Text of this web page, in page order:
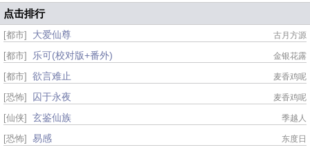
点击排行
[都市] 大爱仙尊 古月方源
[都市] 乐可(校对版+番外) 金银花露
[都市] 欲言难止 麦香鸡呢
[恐怖] 囚于永夜 麦香鸡呢
[仙侠] 玄鉴仙族 季越人
[恐怖] 易感 东度日